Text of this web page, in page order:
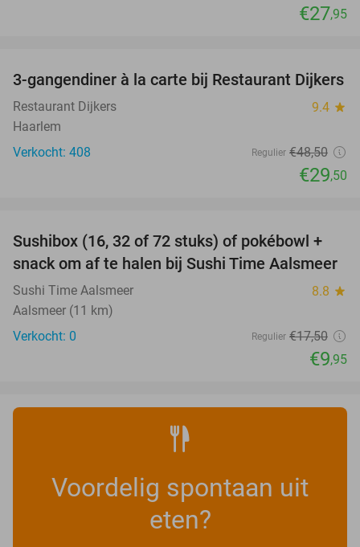
€27,95
39%
3-gangendiner à la carte bij Restaurant Dijkers
Restaurant Dijkers 9.4 star
Haarlem
Verkocht: 408
Regulier €48,50
€29,50
43%
TODAY
Sushibox (16, 32 of 72 stuks) of pokébowl +
snack om af te halen bij Sushi Time Aalsmeer
Sushi Time Aalsmeer 8.8 star
Aalsmeer (11 km)
Verkocht: 0
Regulier €17,50
€9,95
Voordelig spontaan uit
eten?